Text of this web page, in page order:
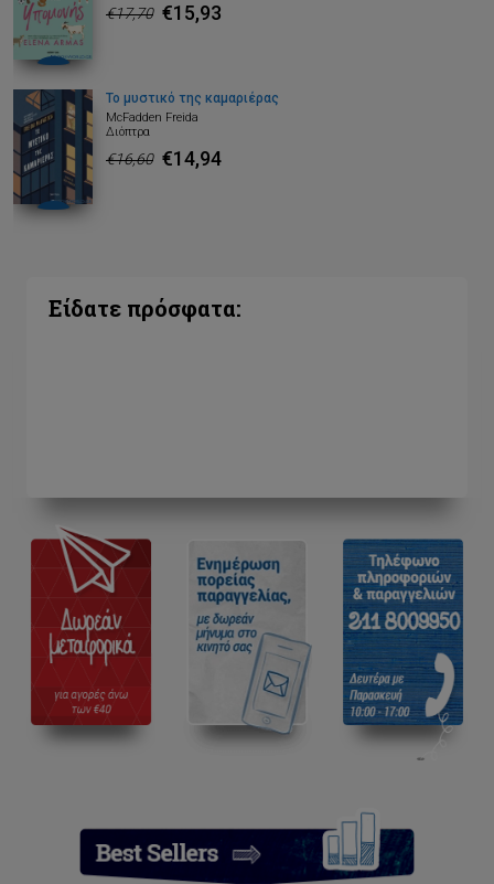
€17,70 €15,93
Το μυστικό της καμαριέρας
McFadden Freida
Διόπτρα
€16,60 €14,94
Είδατε πρόσφατα: